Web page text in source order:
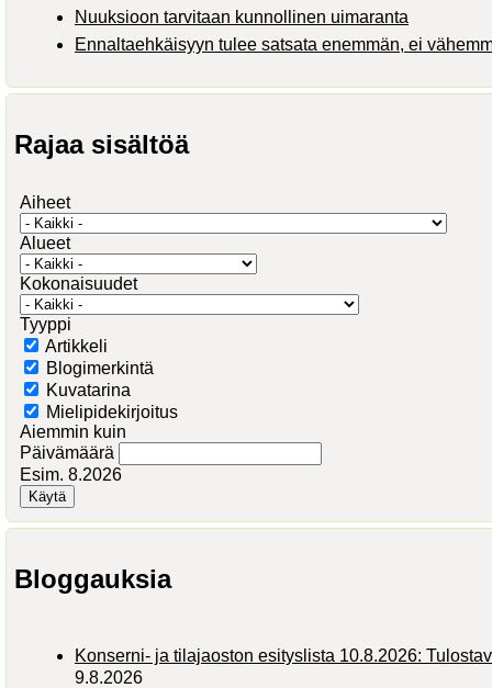
Nuuksioon tarvitaan kunnollinen uimaranta
Ennaltaehkäisyyn tulee satsata enemmän, ei
Rajaa sisältöä
Aiheet
Alueet
Kokonaisuudet
Tyyppi
Artikkeli
Blogimerkintä
Kuvatarina
Mielipidekirjoitus
Aiemmin kuin
Päivämäärä
Esim. 8.2026
Bloggauksia
Konserni- ja tilajaoston esityslista 10.8.2026:
9.8.2026